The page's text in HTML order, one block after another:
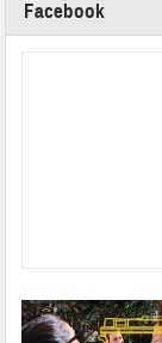
Facebook